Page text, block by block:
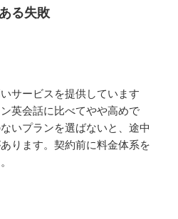
る失敗
サービスを提供しています
英会話に比べてやや高めで
いプランを選ばないと、途中
ります。契約前に料金体系を